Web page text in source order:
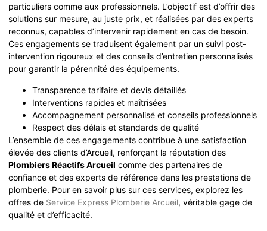
particuliers comme aux professionnels. L’objectif est d’offrir des
solutions sur mesure, au juste prix, et réalisées par des experts
reconnus, capables d’intervenir rapidement en cas de besoin.
Ces engagements se traduisent également par un suivi post-
intervention rigoureux et des conseils d’entretien personnalisés
pour garantir la pérennité des équipements.
Transparence tarifaire et devis détaillés
Interventions rapides et maîtrisées
Accompagnement personnalisé et conseils professionnels
Respect des délais et standards de qualité
L’ensemble de ces engagements contribue à une satisfaction
élevée des clients d’Arcueil, renforçant la réputation des
Plombiers Réactifs Arcueil comme des partenaires de
confiance et des experts de référence dans les prestations de
plomberie. Pour en savoir plus sur ces services, explorez les
offres de Service Express Plomberie Arcueil, véritable gage de
qualité et d’efficacité.